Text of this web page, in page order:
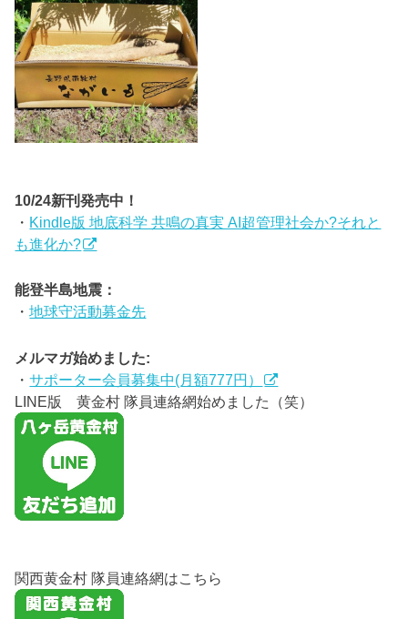
10/24新刊発売中！
・ Kindle版 地底科学 共鳴の真実 AI超管理社会か?それと
も進化か?
能登半島地震：
・地球守活動募金先
メルマガ始めました:
・サポーター会員募集中(月額777円）
LINE版 黄金村 隊員連絡網始めました（笑）
関西黄金村 隊員連絡網はこちら